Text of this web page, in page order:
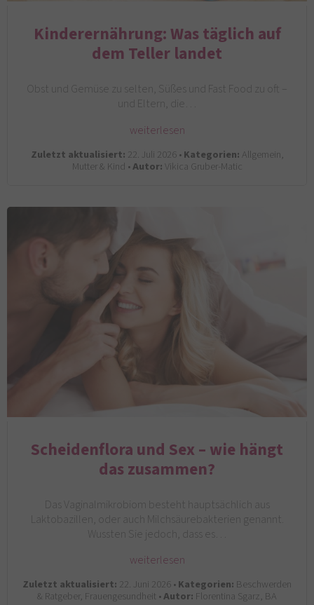
Kinderernährung: Was täglich auf
dem Teller landet
Obst und Gemüse zu selten, Süßes und Fast Food zu oft –
und Eltern, die…
weiterlesen
Zuletzt aktualisiert: 22. Juli 2026 •Kategorien: Allgemein,
Mutter & Kind •Autor:Vikica Gruber-Matic
Scheidenflora und Sex – wie hängt
das zusammen?
Das Vaginalmikrobiom besteht hauptsächlich aus
Laktobazillen, oder auch Milchsäurebakterien genannt.
Wussten Sie jedoch, dass es…
weiterlesen
Zuletzt aktualisiert: 22. Juni 2026 •Kategorien: Beschwerden
& Ratgeber, Frauengesundheit •Autor: Florentina Sgarz, BA